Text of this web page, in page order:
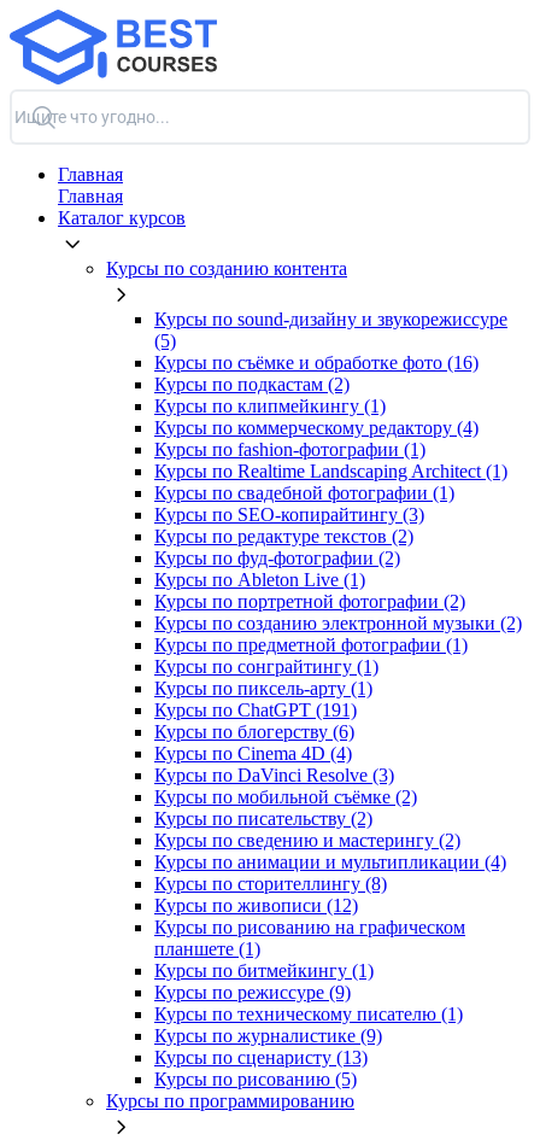
Главная
Главная
Каталог курсов
Курсы по созданию контента
Курсы по sound-дизайну и звукорежиссуре
(5)
Курсы по съёмке и обработке фото (16)
Курсы по подкастам (2)
Курсы по клипмейкингу (1)
Курсы по коммерческому редактору (4)
Курсы по fashion-фотографии (1)
Курсы по Realtime Landscaping Architect (1)
Курсы по свадебной фотографии (1)
Курсы по SEO-копирайтингу (3)
Курсы по редактуре текстов (2)
Курсы по фуд-фотографии (2)
Курсы по Ableton Live (1)
Курсы по портретной фотографии (2)
Курсы по созданию электронной музыки (2)
Курсы по предметной фотографии (1)
Курсы по сонграйтингу (1)
Курсы по пиксель-арту (1)
Курсы по ChatGPT (191)
Курсы по блогерству (6)
Курсы по Cinema 4D (4)
Курсы по DaVinci Resolve (3)
Курсы по мобильной съёмке (2)
Курсы по писательству (2)
Курсы по сведению и мастерингу (2)
Курсы по анимации и мультипликации (4)
Курсы по сторителлингу (8)
Курсы по живописи (12)
Курсы по рисованию на графическом
планшете (1)
Курсы по битмейкингу (1)
Курсы по режиссуре (9)
Курсы по техническому писателю (1)
Курсы по журналистике (9)
Курсы по сценаристу (13)
Курсы по рисованию (5)
Курсы по программированию